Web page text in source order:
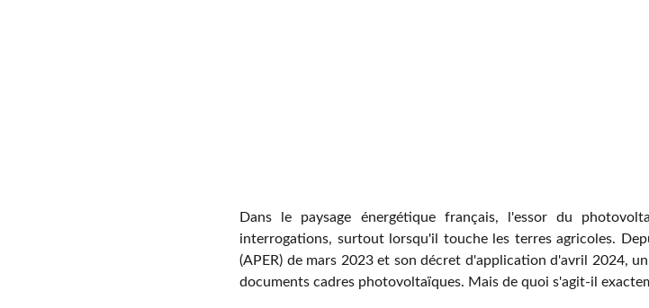
Dans le paysage énergétique français, l'essor du
interrogations, surtout lorsqu'il touche les terres agricoles.
(APER) de mars 2023 et son décret d'application d'avril 2024,
documents cadres photovoltaïques. Mais de quoi s'agit-il